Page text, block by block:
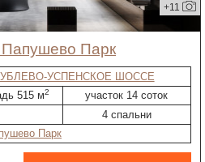
+11
Папушево Парк
УСПЕНСКОЕ ШОССЕ
515 м2
участок 14 соток
4 спальни
Парк